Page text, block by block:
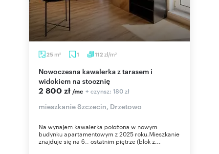
25 m2 1 112 zł/m2
Nowoczesna kawalerka z tarasem i
widokiem na stocznię
2 800 zł /mc + czynsz: 180 zł
mieszkanie Szczecin, Drzetowo
Na wynajem kawalerka położona w nowym
budynku apartamentowym z 2025 roku.Mieszkanie
znajduje się na 6., ostatnim piętrze (blok z...